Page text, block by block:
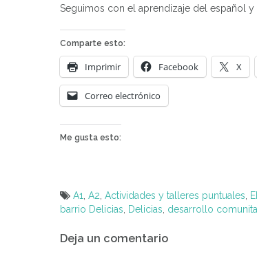
Seguimos con el aprendizaje del español y
Comparte esto:
Imprimir Facebook X
Correo electrónico
Me gusta esto:
A1, A2, Actividades y talleres puntuales,
barrio Delicias, Delicias, desarrollo
de
Deja un comentario